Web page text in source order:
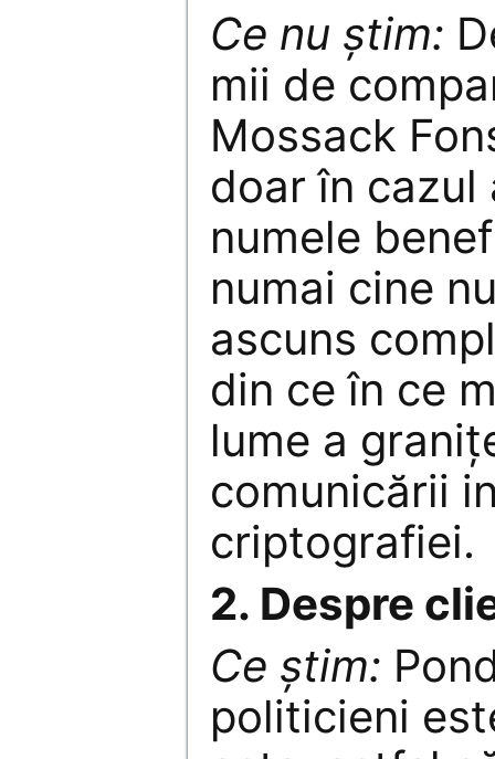
Ce nu știm:
mii de
Mossack
doar în
numele
numai cine
ascuns
din ce în ce
lume a
comunicării
criptografiei.
2. Despre
Ce știm:
politicieni